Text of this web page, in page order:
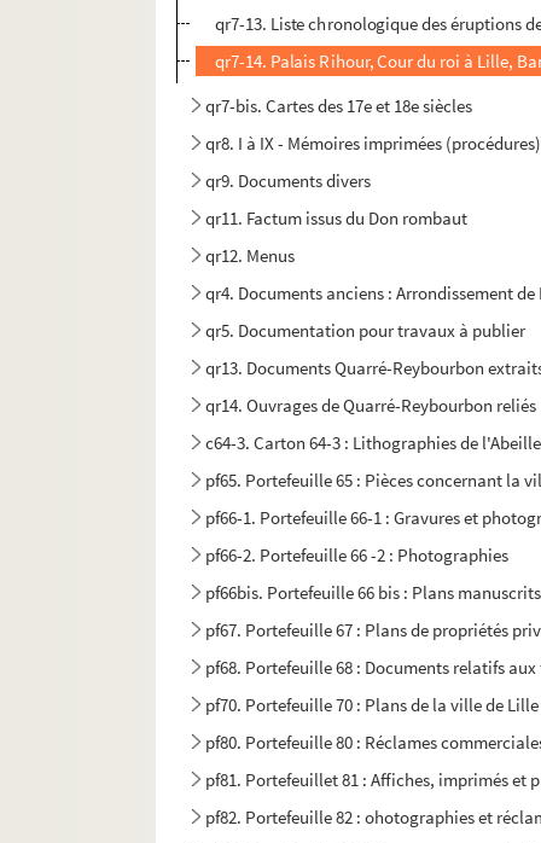
qr7-13. Liste chronologique des éruptions
qr7-14. Palais Rihour, Cour du roi à Lille,
qr7-bis. Cartes des 17e et 18e siècles
qr8. I à IX - Mémoires imprimées
qr9. Documents divers
qr11. Factum issus du Don rombaut
qr12. Menus
qr4. Documents anciens : Arrondissement de
qr5. Documentation pour travaux à publier
qr13. Documents Quarré-Reybourbon
qr14. Ouvrages de Quarré-Reybourbon
c64-3. Carton 64-3 : Lithographies de
pf65. Portefeuille 65 : Pièces concernant la
pf66-1. Portefeuille 66-1 : Gravures et
pf66-2. Portefeuille 66 -2 : Photographies
pf66bis. Portefeuille 66 bis : Plans
pf67. Portefeuille 67 : Plans de propriétés
pf68. Portefeuille 68 : Documents relatifs
pf70. Portefeuille 70 : Plans de la ville de
pf80. Portefeuille 80 : Réclames
pf81. Portefeuillet 81 : Affiches, imprimés
pf82. Portefeuille 82 : ohotographies et